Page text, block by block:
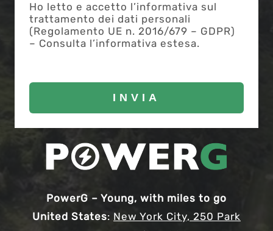
Ho letto e accetto l’informativa sul
trattamento dei dati personali
(Regolamento UE n. 2016/679 – GDPR)
– Consulta l’informativa estesa.
PowerG – Young, with miles to go
United States: New York City, 250 Park